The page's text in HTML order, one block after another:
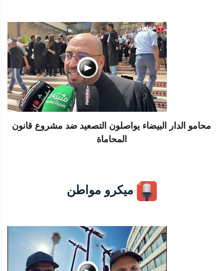
محامو الدار البيضاء يواصلون التصعيد ضد مشروع قانون
المحاماة
ميكرو مواطن